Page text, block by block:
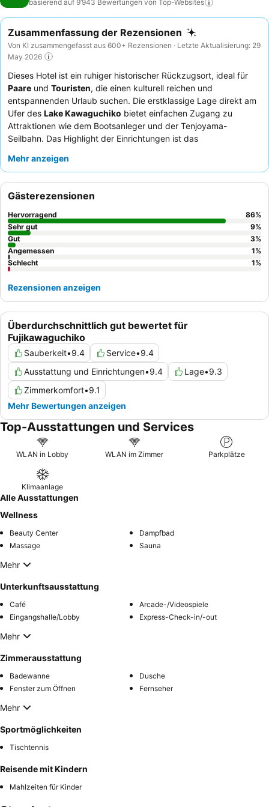
basierend auf 9’943 Bewertungen von Top-Websites
Zusammenfassung der Rezensionen
Von KI zusammengefasst aus 600+ Rezensionen · Letzte Aktualisierung: 29
May 2026
Dieses Hotel ist ein ruhiger historischer Rückzugsort, ideal für
Paare und Touristen, die einen kulturell reichen und
entspannenden Urlaub suchen. Die erstklassige Lage direkt am
Ufer des Lake Kawaguchiko bietet einfachen Zugang zu
Attraktionen wie dem Bootsanleger und der Tenjoyama-
Seilbahn. Das Highlight der Einrichtungen ist das
privaten Thermalbädern sowie einem einzigartigen Fußbad auf
Gäste loben stets das herzliche und professionelle Personal und
das exquisiteKaiseki-Dinner
wird. Für das beste Erlebnis empfiehlt es sich, ein Zimmer mit
Fenstertisch zu buchen, um die malerische Umgebung voll zu
genießen.
Mehr anzeigen
Überdurchschnittlich gut bewertet für
Fujikawaguchiko
Sauberkeit•9.4 Service•9.4
Ausstattung und Einrichtungen•9.4 Lage•9.3
Zimmerkomfort•9.1
Mehr Bewertungen anzeigen
Gästerezensionen
Hervorragend 86%
Sehr gut
9%
Gut
3%
Angemessen
1%
Schlecht
1%
Rezensionen anzeigen
Top-Ausstattungen und Services
WLAN in Lobby WLAN im Zimmer Parkplätze
Klimaanlage
Alle Ausstattungen
Wellness
Beauty Center
Dampfbad
Massage
Sauna
Mehr
Unterkunftsausstattung
Café
Arcade-/Videospiele
Eingangshalle/Lobby
Express-Check-in/-out
Mehr
Zimmerausstattung
Badewanne
Dusche
Fenster zum Öffnen
Fernseher
Mehr
Sportmöglichkeiten
Tischtennis
Reisende mit Kindern
Mahlzeiten für Kinder